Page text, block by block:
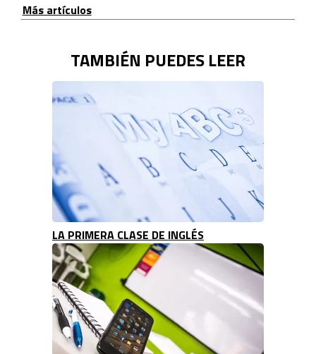
Más artículos
TAMBIÉN PUEDES LEER
LA PRIMERA CLASE DE INGLÉS